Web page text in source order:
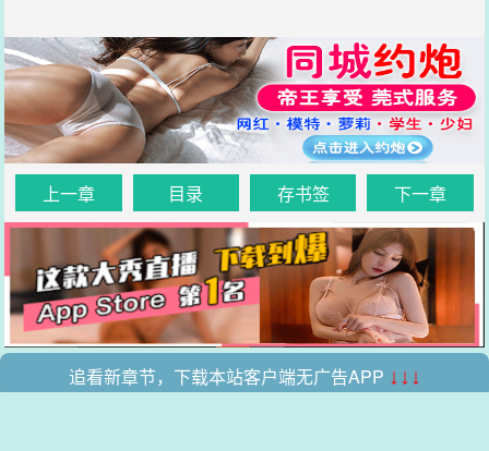
.
上一章 目录 存书签 下一章
.
追看新章节，下载本站客户端无广告APP ↓↓↓